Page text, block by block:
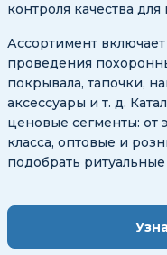
контроля качества
Ассортимент
проведения
покрывала, тапочки,
аксессуары и т. д.
ценовые сегменты: от
класса, оптовые и
подобрать